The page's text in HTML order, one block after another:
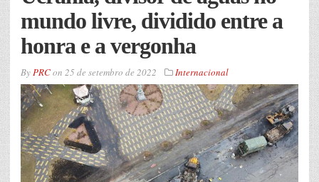
mundo livre, dividido entre a
honra e a vergonha
ByPRCon 25 de setembro de 2022 Internacional